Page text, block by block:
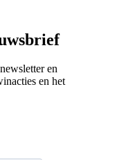
en
en het